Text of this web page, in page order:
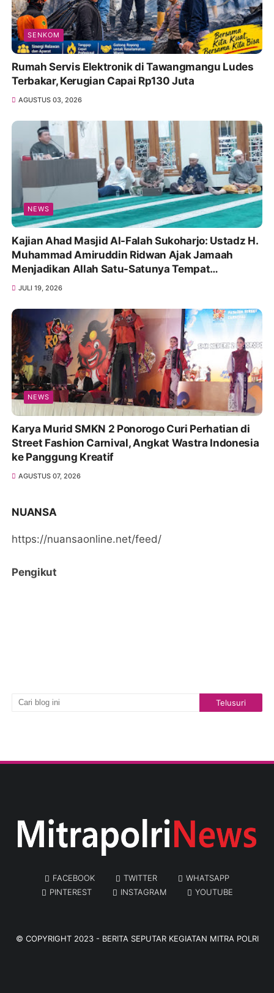
SENKOM
Rumah Servis Elektronik di Tawangmangu Ludes
Terbakar, Kerugian Capai Rp130 Juta
AGUSTUS 03, 2026
NEWS
Kajian Ahad Masjid Al-Falah Sukoharjo: Ustadz H.
Muhammad Amiruddin Ridwan Ajak Jamaah
Menjadikan Allah Satu-Satunya Tempat
Bergantung
JULI 19, 2026
NEWS
Karya Murid SMKN 2 Ponorogo Curi Perhatian di
Street Fashion Carnival, Angkat Wastra Indonesia
ke Panggung Kreatif
AGUSTUS 07, 2026
NUANSA
https://nuansaonline.net/feed/
Pengikut
FACEBOOK TWITTER
WHATSAPP
PINTEREST
INSTAGRAM YOUTUBE
© COPYRIGHT 2023 - BERITA SEPUTAR KEGIATAN MITRA POLRI